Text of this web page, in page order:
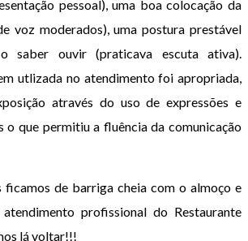
pessoal), uma boa colocação da
voz moderados), uma postura prestável
saber ouvir (praticava escuta ativa).
utlizada no atendimento foi apropriada,
através do uso de expressões e
o que permitiu a fluência da comunicação
de barriga cheia com o almoço e
profissional do Restaurante
lá voltar!!!